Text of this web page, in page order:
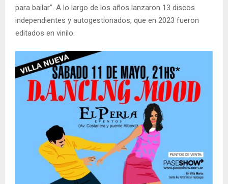
para bailar”. A lo largo de los años lanzaron 13 discos
independientes y autogestionados, que en 2023 fueron
editados en vinilo.